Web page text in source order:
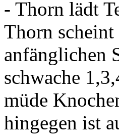
- Thorn lädt
Thorn
anfänglichen
schwache
müde
hingegen ist